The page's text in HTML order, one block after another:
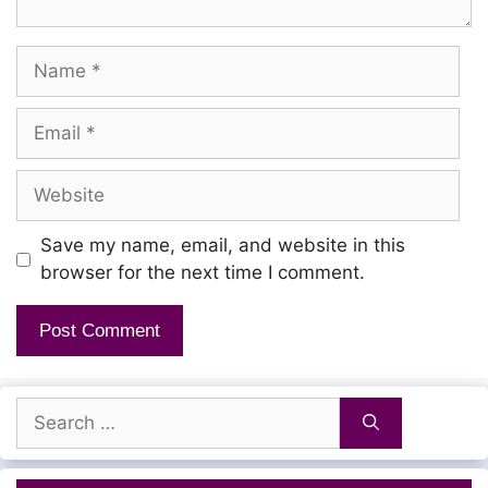
Name
Email
Website
Save my name, email, and website in this
browser for the next time I comment.
Search
for: